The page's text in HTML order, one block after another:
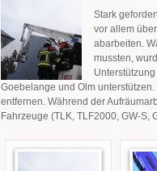
Stark
vor allem
abarbeiten.
mussten,
Goebelange und Olm
entfernen. Während der
Fahrzeuge (TLK, TLF2000, GW-S,